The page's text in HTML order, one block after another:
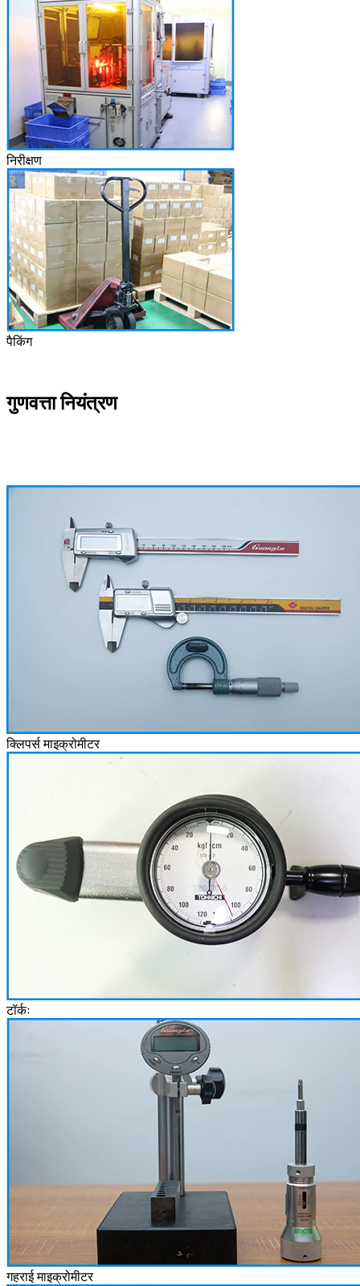
निरीक्षण
पैकिंग
गुणवत्ता नियंत्रण
क्लिपर्स माइक्रोमीटर
टॉर्कः
गहराई माइक्रोमीटर